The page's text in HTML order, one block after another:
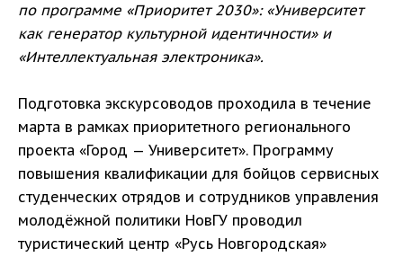
по программе «Приоритет 2030»: «Университет
как генератор культурной идентичности» и
«Интеллектуальная электроника».
Подготовка экскурсоводов проходила в течение
марта в рамках приоритетного регионального
проекта «Город — Университет». Программу
повышения квалификации для бойцов сервисных
студенческих отрядов и сотрудников управления
молодёжной политики НовГУ проводил
туристический центр «Русь Новгородская»